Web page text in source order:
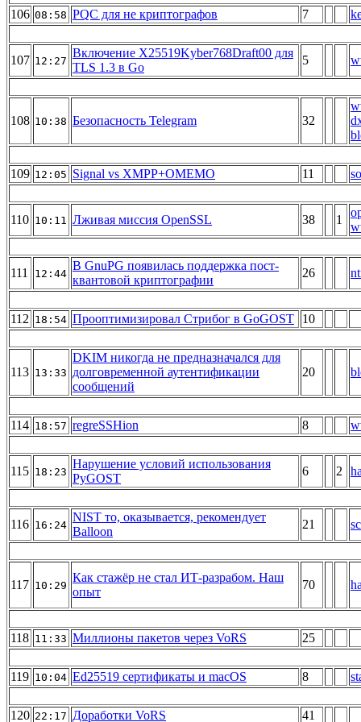
106 08:58 PQC для не криптографов 7
107 12:27
Включение X25519Kyber768Draft00 для
TLS 1.3 в Go
5
108 10:38 Безопасность Telegram 32
109 12:05 Signal vs XMPP+OMEMO 11
110 10:11 Лживая миссия OpenSSL 38 1
111 12:44
В GnuPG появилась поддержка пост-
квантовой криптографии
26
112 18:54 Прооптимизировал Стрибог в GoGOST 10
113 13:33
DKIM никогда не предназначался для
долговременной аутентификации
сообщений
20
114 18:57 regreSSHion 8
115 18:23
Нарушение условий использования
PyGOST
6 2
116 16:24
NIST то, оказывается, рекомендует
Balloon
21
117 10:29
Как стажёр не стал ИТ-разрабом. Наш
опыт
70
118 11:33 Миллионы пакетов через VoRS 25
119 10:04 Ed25519 сертификаты и macOS 8
120 22:17 Доработки VoRS 41